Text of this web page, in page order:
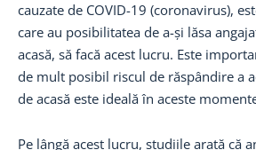
cauzate de COVID-19 (coronavirus),
care au posibilitatea de a-și lăsa
acasă, să facă acest lucru. Este
de mult posibil riscul de răspândire a
de acasă este ideală în aceste
Pe lângă acest lucru, studiile arată că